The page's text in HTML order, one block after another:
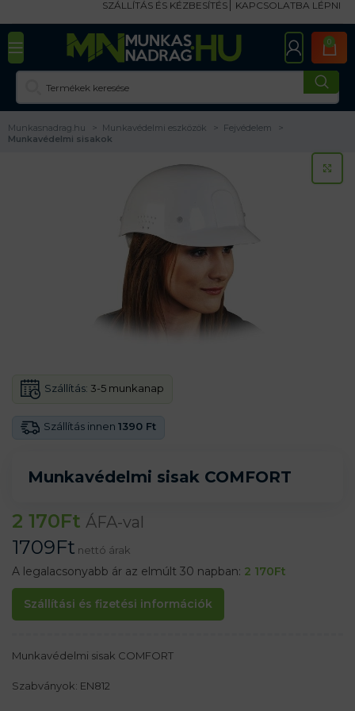
SZÁLLÍTÁS ÉS KÉZBESÍTÉS KAPCSOLATBA LÉPNI
0
Munkasnadrag.hu Munkavédelmi eszközök
Fejvédelem
Munkavédelmi sisakok
Munkavédelmi sisak COMFORT
Szállítás innen 1390 Ft
Szállítás: 3-5 munkanap
2 170Ft ÁFA-val
1709Ft nettó árak
A legalacsonyabb ár az elmúlt 30 napban: 2 170Ft
Szállítási és fizetési információk
Munkavédelmi sisak COMFORT
Szabványok: EN812